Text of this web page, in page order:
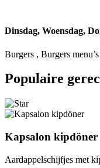
Dinsdag, Woensdag,
Burgers , Burgers
Populaire
Kapsalon kipdöner
Aardappelschijfjes met